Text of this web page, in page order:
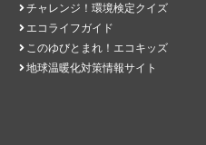
チャレンジ！環境検定クイズ
エコライフガイド
このゆびとまれ！エコキッズ
地球温暖化対策情報サイト